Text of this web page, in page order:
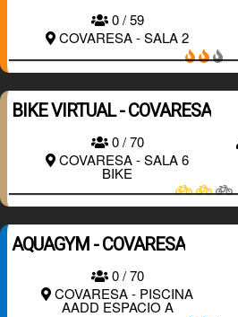
0 / 59
COVARESA - SALA 2
BIKE VIRTUAL - COVARESA
0 / 70
COVARESA - SALA 6
BIKE
RESERVAR
AQUAGYM - COVARESA
0 / 70
COVARESA - PISCINA
AADD ESPACIO A
RESERVAR